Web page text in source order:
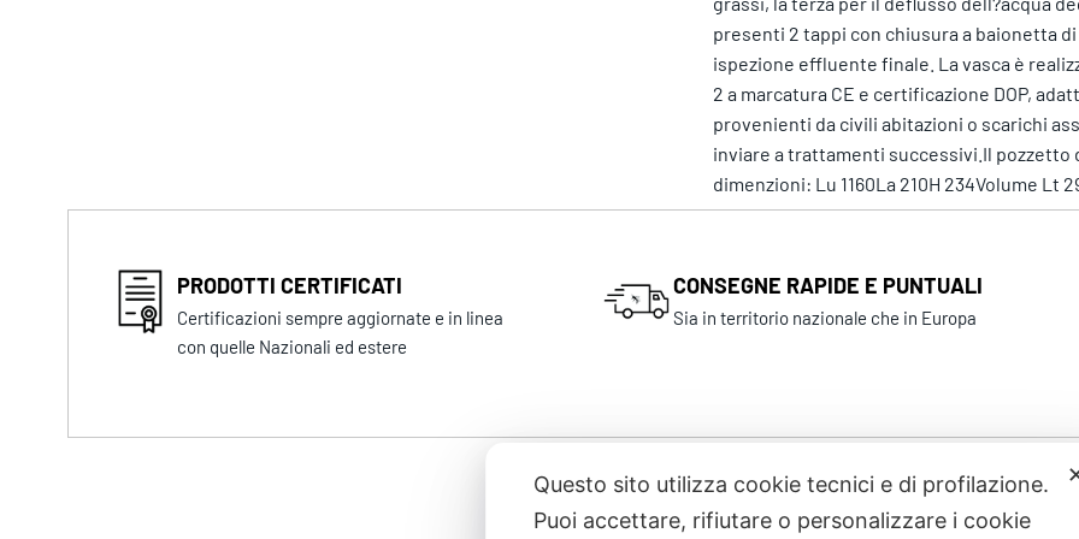
presenti 2 tappi con chiusura a baionetta
ispezione effluente finale. La vasca è
2 a marcatura CE e certificazione DOP,
provenienti da civili abitazioni o scarichi
inviare a trattamenti successivi.Il pozzetto
dimenzioni: Lu 1160La 210H 234Volume Lt
PRODOTTI CERTIFICATI
Certificazioni sempre aggiornate e in linea
con quelle Nazionali ed estere
CONSEGNE RAPIDE E PUNTUALI
Sia in territorio nazionale che in Europa
Prodotti correlati
Questo sito utilizza cookie tecnici e di profilazione.
Puoi accettare, rifiutare o personalizzare i cookie